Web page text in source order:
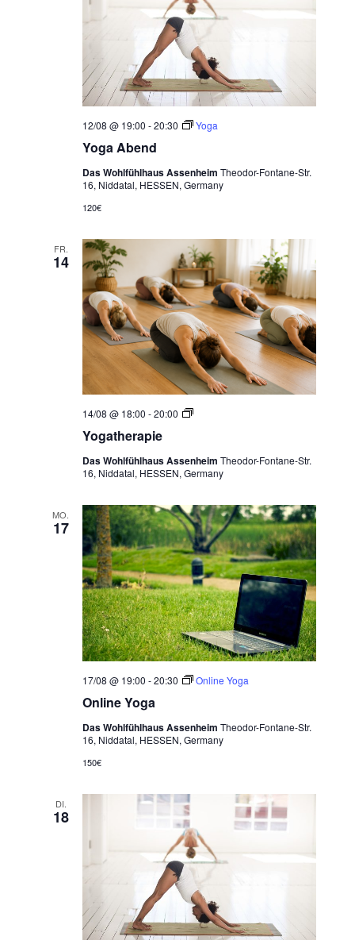
Yoga Abend
12/08 @ 19:00 -20:30 Yoga
Das Wohlfühlhaus Assenheim Theodor-Fontane-Str.
16, Niddatal, HESSEN, Germany
120€
FR.
14
Yogatherapie
14/08 @ 18:00 -20:00
Y
t
h
a
p
i
e
Das Wohlfühlhaus Assenheim Theodor-Fontane-Str.
16, Niddatal, HESSEN, Germany
MO.
17
Online Yoga
17/08 @ 19:00 -20:30 Online Yoga
Das Wohlfühlhaus Assenheim Theodor-Fontane-Str.
16, Niddatal, HESSEN, Germany
150€
DI.
18